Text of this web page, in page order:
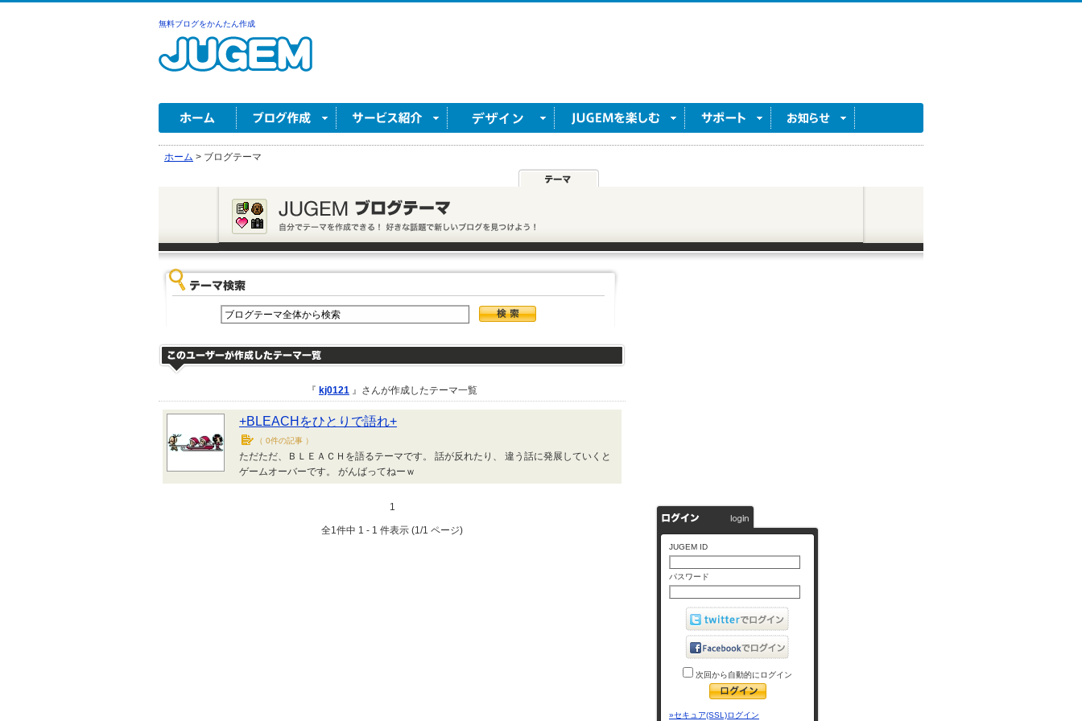
無料ブログをかんたん作成
ホーム > ブログテーマ
『 kj0121 』さんが作成したテーマ一覧
+BLEACHをひとりで語れ+
（ 0件の記事 ）
ただただ、ＢＬＥＡＣＨを語るテーマです。 話が反れたり、 違う話に発展していくと
ゲームオーバーです。 がんばってねーｗ
1
全1件中 1 - 1 件表示 (1/1 ページ)
JUGEM ID
パスワード
次回から自動的にログイン
»セキュア(SSL)ログイン